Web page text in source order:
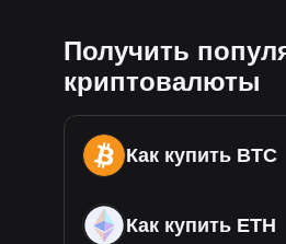
Получить
криптовалюты
Как купить BTC
Как купить ETH